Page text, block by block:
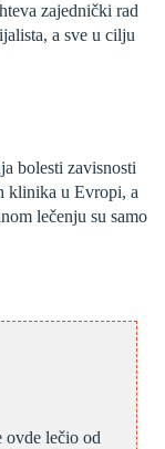
zajednički rad
a sve u cilju
bolesti zavisnosti
klinika u Evropi, a
lečenju su samo
ovde lečio od